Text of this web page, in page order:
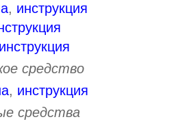
, инструкция
инструкция
средство
, инструкция
средства